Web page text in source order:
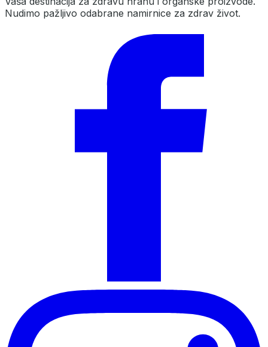
Nudimo pažljivo odabrane namirnice za zdrav život.